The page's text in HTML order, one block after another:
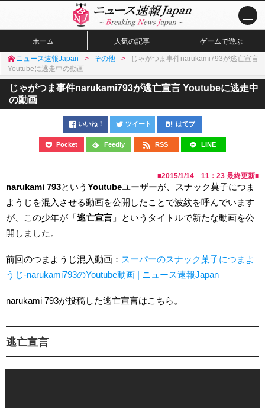
ホーム 人気の記事 ゲームで遊ぶ
ニュース速報Japan その他
じゃがつま事件narukami793が逃亡宣言
Youtubeに逃走中の動画
じゃがつま事件narukami793が逃亡宣言 Youtubeに逃走中
の動画
いいね！ ツイート はてブ
Pocket Feedly RSS LINE
■2015/1/14 11：23 最終更新■
narukami 793という Youtubeユーザーが、スナック菓子につま
ようじを混入させる動画を公開したことで波紋を呼んでいます
が、この少年が「逃亡宣言 」というタイトルで新たな動画を公
開しました。
前回のつまようじ混入動画： スーパーのスナック菓子につまよ
うじ-narukami793のYoutube動画 | ニュース速報Japan
narukami 793が投稿した逃亡宣言はこちら。
逃亡宣言